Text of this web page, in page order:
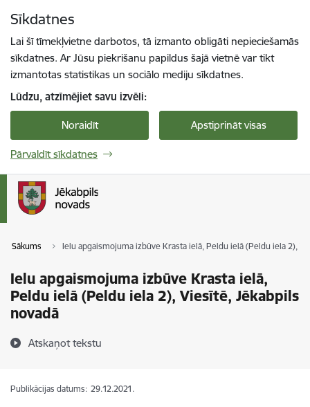
Sīkdatnes
Lai šī tīmekļvietne darbotos, tā izmanto obligāti nepieciešamās
sīkdatnes. Ar Jūsu piekrišanu papildus šajā vietnē var tikt
izmantotas statistikas un sociālo mediju sīkdatnes.
Lūdzu, atzīmējiet savu izvēli:
Noraidīt Apstiprināt visas
Pārvaldīt sīkdatnes
Sākums Ielu apgaismojuma izbūve Krasta ielā, Peldu ielā (Peldu iela 2),
Ielu apgaismojuma izbūve Krasta ielā,
Peldu ielā (Peldu iela 2), Viesītē, Jēkabpils
novadā
Atskaņot tekstu
Publikācijas datums: 29.12.2021.